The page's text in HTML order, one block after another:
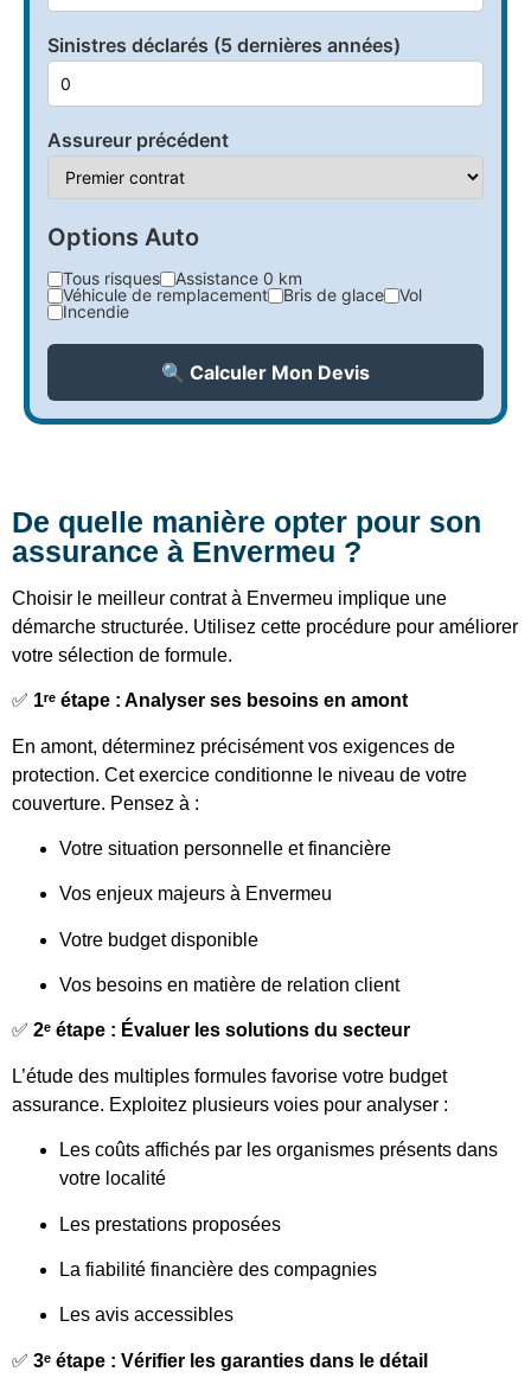
Sinistres déclarés (5 dernières années)
Assureur précédent
Options Auto
Tous risques
Assistance 0 km
Véhicule de remplacement
Bris de glace
Vol
Incendie
🔍 Calculer Mon Devis
De quelle manière opter pour son
assurance à Envermeu ?
Choisir le meilleur contrat à Envermeu implique une
démarche structurée. Utilisez cette procédure pour améliorer
votre sélection de formule.
✅ 1ʳᵉ étape : Analyser ses besoins en amont
En amont, déterminez précisément vos exigences de
protection. Cet exercice conditionne le niveau de votre
couverture. Pensez à :
Votre situation personnelle et financière
Vos enjeux majeurs à Envermeu
Votre budget disponible
Vos besoins en matière de relation client
✅ 2ᵉ étape : Évaluer les solutions du secteur
L’étude des multiples formules favorise votre budget
assurance. Exploitez plusieurs voies pour analyser :
Les coûts affichés par les organismes présents dans
votre localité
Les prestations proposées
La fiabilité financière des compagnies
Les avis accessibles
✅ 3ᵉ étape : Vérifier les garanties dans le détail